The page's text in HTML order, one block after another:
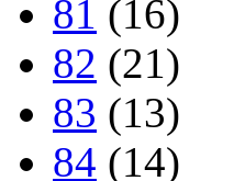
81 (16)
82 (21)
83 (13)
84 (14)